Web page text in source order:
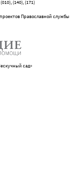
(140), (171)
Православной службы
сад»